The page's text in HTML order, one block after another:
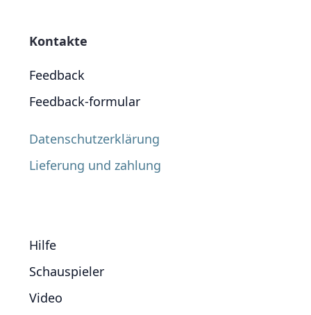
Kontakte
Feedback
Feedback-formular
Datenschutzerklärung
Lieferung und zahlung
Hilfe
Schauspieler
Video